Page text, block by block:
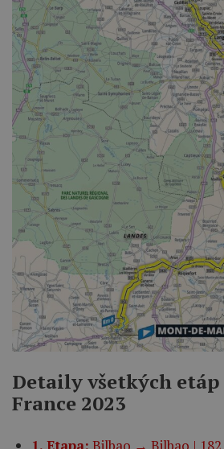
Detaily všetkých etáp
France 2023
1. Etapa: Bilbao → Bilbao |